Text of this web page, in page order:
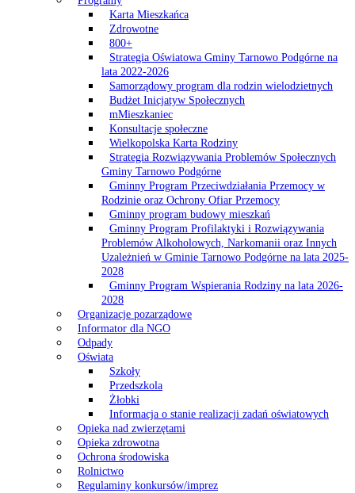
Karta Mieszkańca
Zdrowotne
800+
Strategia Oświatowa Gminy Tarnowo Podgórne na
lata 2022-2026
Samorządowy program dla rodzin wielodzietnych
Budżet Inicjatyw Społecznych
mMieszkaniec
Konsultacje społeczne
Wielkopolska Karta Rodziny
Strategia Rozwiązywania Problemów Społecznych
Gminy Tarnowo Podgórne
Gminny Program Przeciwdziałania Przemocy w
Rodzinie oraz Ochrony Ofiar Przemocy
Gminny program budowy mieszkań
Gminny Program Profilaktyki i Rozwiązywania
Problemów Alkoholowych, Narkomanii oraz Innych
Uzależnień w Gminie Tarnowo Podgórne na lata 2025-
2028
Gminny Program Wspierania Rodziny na lata 2026-
2028
Organizacje pozarządowe
Informator dla NGO
Odpady
Oświata
Szkoły
Przedszkola
Żłobki
Informacja o stanie realizacji zadań oświatowych
Opieka nad zwierzętami
Opieka zdrowotna
Ochrona środowiska
Rolnictwo
Regulaminy konkursów/imprez